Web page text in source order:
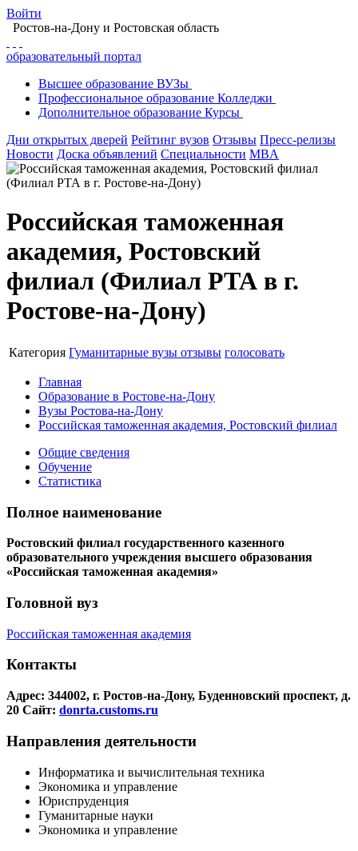
Войти
Ростов-на-Дону и Ростовская область
образовательный портал
Высшее образование ВУЗы
Профессиональное образование Колледжи
Дополнительное образование Курсы
Дни открытых дверей Рейтинг вузов Отзывы Пресс-релизы
Новости Доска объявлений Специальности MBA
Российская таможенная
академия, Ростовский
филиал (Филиал РТА в г.
Ростове-на-Дону)
Категория Гуманитарные вузы отзывы голосовать
Главная
Образование в Ростове-на-Дону
Вузы Ростова-на-Дону
Российская таможенная академия, Ростовский филиал
Общие сведения
Обучение
Статистика
Полное наименование
Ростовский филиал государственного казенного
образовательного учреждения высшего образования
«Российская таможенная академия»
Головной вуз
Российская таможенная академия
Контакты
Адрес: 344002, г. Ростов-на-Дону, Буденновский проспект, д.
20 Сайт: donrta.customs.ru
Направления деятельности
Информатика и вычислительная техника
Экономика и управление
Юриспруденция
Гуманитарные науки
Экономика и управление